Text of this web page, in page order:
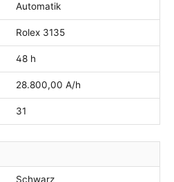
Automatik
Rolex 3135
48 h
28.800,00 A/h
31
Schwarz